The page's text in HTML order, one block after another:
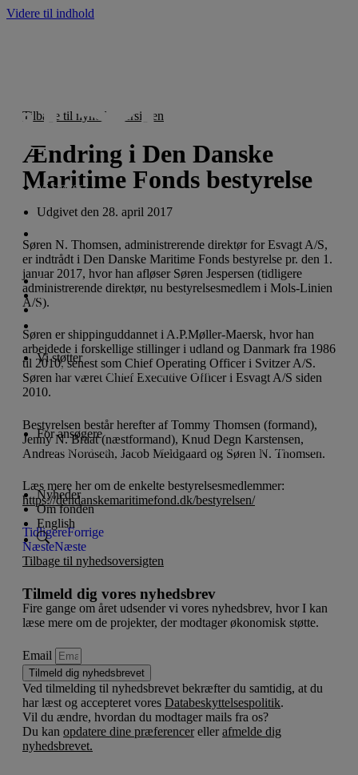
Videre til indhold
Vi støtter
Nyheder
Om fonden
English
Vi støtter
Lån til iværksætteri og innovation
Projekter
For ansøgere
Ansøgningsfrister
Lån til iværksætteri og innovation
Donationer til almennyttige projekter
Nyheder
Om fonden
English
Tilbage til nyhedsoversigten
Ændring i Den Danske
Maritime Fonds bestyrelse
Udgivet den 28. april 2017
Søren N. Thomsen, administrerende direktør for Esvagt A/S,
er indtrådt i Den Danske Maritime Fonds bestyrelse pr. den 1.
januar 2017, hvor han afløser Søren Jespersen (tidligere
administrerende direktør, nu bestyrelsesmedlem i Mols-Linien
A/S).
Søren er shippinguddannet i A.P.Møller-Maersk, hvor han
arbejdede i forskellige stillinger i udland og Danmark fra 1986
til 2010, senest som Chief Operating Officer i Svitzer A/S.
Søren har været Chief Executive Officer i Esvagt A/S siden
2010.
Bestyrelsen består herefter af Tommy Thomsen (formand),
Jenny N. Braat (næstformand), Knud Degn Karstensen,
Andreas Nordseth, Jacob Meldgaard og Søren N. Thomsen.
Læs mere her om de enkelte bestyrelsesmedlemmer:
https://dendanskemaritimefond.dk/bestyrelsen/
TidligereForrige
NæsteNæste
Tilbage til nyhedsoversigten
Tilmeld dig vores nyhedsbrev
Fire gange om året udsender vi vores nyhedsbrev, hvor I kan
læse mere om de projekter, der modtager økonomisk støtte.
Email
Tilmeld dig nyhedsbrevet
Ved tilmelding til nyhedsbrevet bekræfter du samtidig, at du
har læst og accepteret vores Databeskyttelsespolitik.
Vil du ændre, hvordan du modtager mails fra os?
Du kan opdatere dine præferencerellerafmelde dig
nyhedsbrevet.